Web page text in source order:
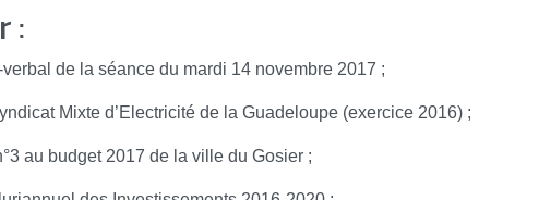
:
de la séance du mardi 14 novembre 2017 ;
Mixte d’Electricité de la Guadeloupe (exercice 2016) ;
au budget 2017 de la ville du Gosier ;